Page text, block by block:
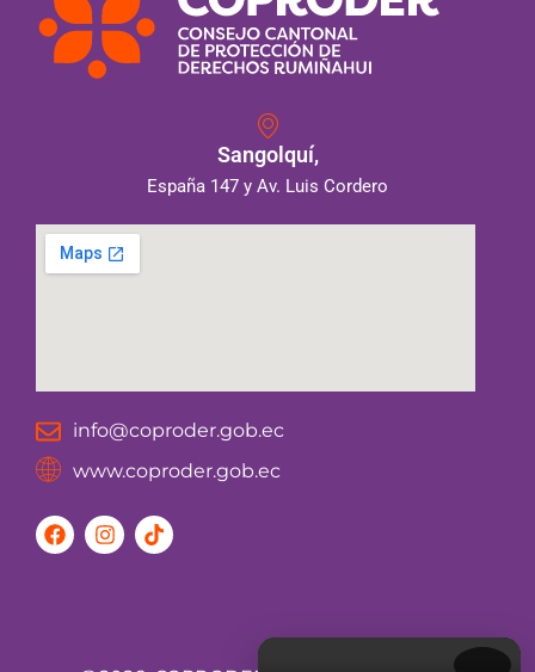
Sangolquí,
España 147 y Av. Luis Cordero
info@coproder.gob.ec
www.coproder.gob.ec
F
a
I
n
T
i